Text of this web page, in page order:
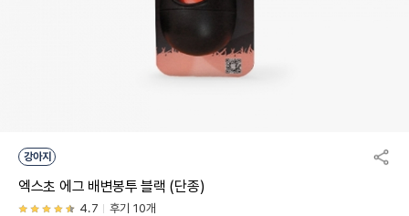
강아지
엑스초 에그 배변봉투 블랙 (단종)
4.7 후기 10개